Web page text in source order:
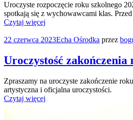
Uroczyste rozpoczęcie roku szkolnego
spotkają się z wychowawcami klas.
Czytaj więcej
22 czerwca 2023Echa Ośrodka przez
Uroczystość zakończenia
Zpraszamy na uroczyste zakończenie
artystyczna i oficjalna uroczystości.
Czytaj więcej